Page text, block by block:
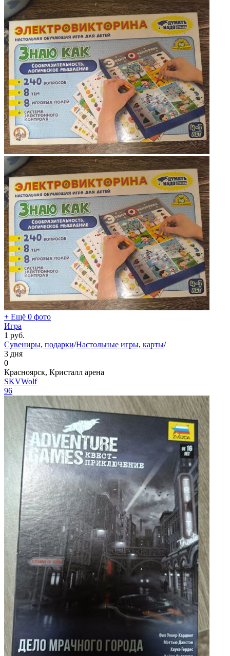
+ Ещё 0 фото
Игра
1 руб.
Сувениры, подарки/Настольные игры, карты/
3 дня
0
Красноярск, Кристалл арена
SKVWolf
96